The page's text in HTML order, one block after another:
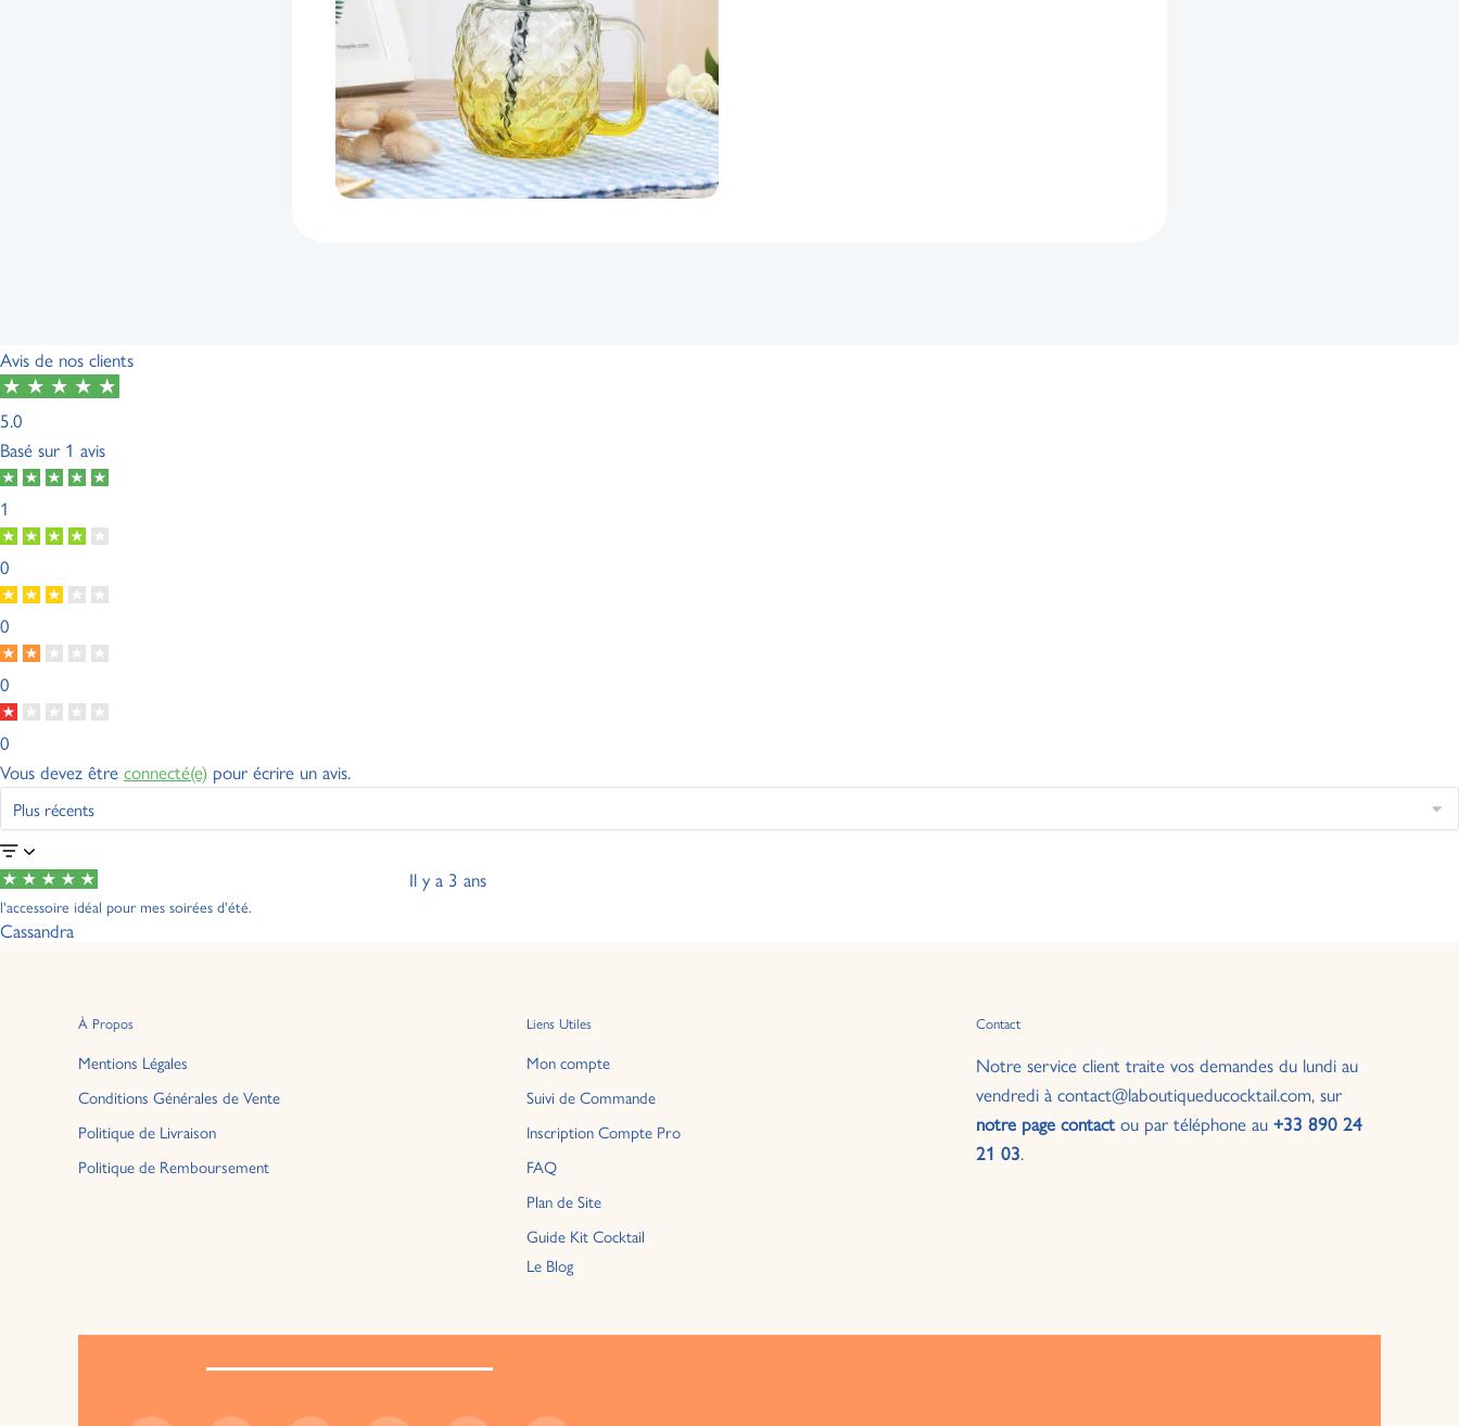
Avis de nos clients
5.0
Basé sur 1 avis
1
0
0
0
0
Vous devez être connecté(e) pour écrire un avis.
Il y a 3 ans
l'accessoire idéal pour mes soirées d'été.
Cassandra
À Propos
Mentions Légales
Conditions Générales de Vente
Politique de Livraison
Politique de Remboursement
Liens Utiles
Mon compte
Suivi de Commande
Inscription Compte Pro
FAQ
Plan de Site
Guide Kit Cocktail
Le Blog
Contact
Notre service client traite vos demandes du lundi au
vendredi à contact@laboutiqueducocktail.com, sur
notre page contactou par téléphone au +33 890 24
21 03.